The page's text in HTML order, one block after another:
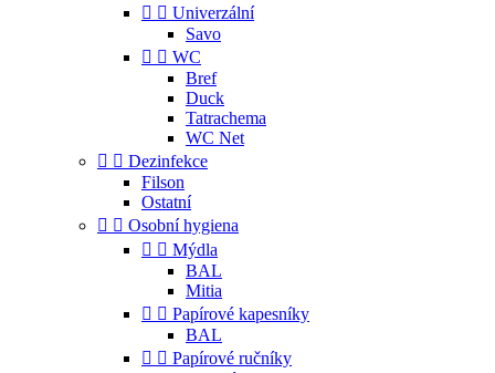
  Univerzální
Savo
  WC
Bref
Duck
Tatrachema
WC Net
  Dezinfekce
Filson
Ostatní
  Osobní hygiena
  Mýdla
BAL
Mitia
  Papírové kapesníky
BAL
  Papírové ručníky